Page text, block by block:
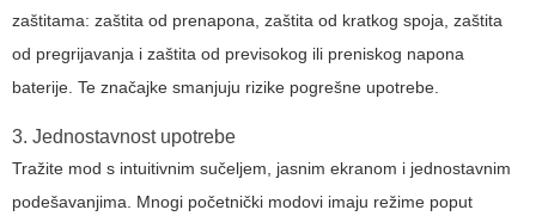
zaštitama: zaštita od prenapona, zaštita od kratkog spoja, zaštita
od pregrijavanja i zaštita od previsokog ili preniskog napona
baterije. Te značajke smanjuju rizike pogrešne upotrebe.
3. Jednostavnost upotrebe
Tražite mod s intuitivnim sučeljem, jasnim ekranom i jednostavnim
podešavanjima. Mnogi početnički modovi imaju režime poput